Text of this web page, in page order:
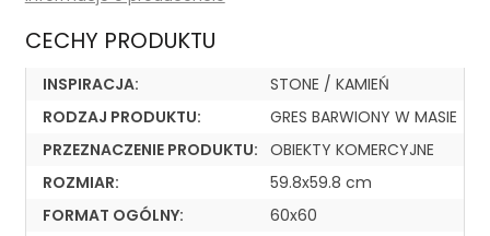
CECHY PRODUKTU
INSPIRACJA:
STONE / KAMIEŃ
RODZAJ PRODUKTU:
GRES BARWIONY W MASIE
PRZEZNACZENIE PRODUKTU: OBIEKTY KOMERCYJNE
ROZMIAR:
59.8x59.8 cm
FORMAT OGÓLNY:
60x60